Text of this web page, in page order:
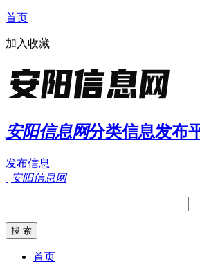
首页
加入收藏
安阳信息网分类信息发布
发布信息
安阳信息网
首页